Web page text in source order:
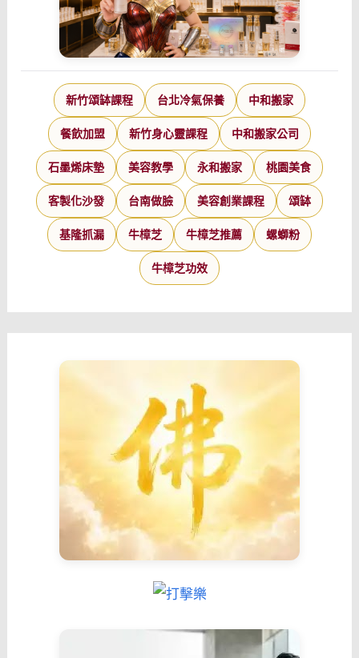
新竹頌缽課程 台北冷氣保養 中和搬家
餐飲加盟 新竹身心靈課程 中和搬家公司
石墨烯床墊 美容教學 永和搬家 桃園美食
客製化沙發 台南做臉 美容創業課程 頌缽
基隆抓漏 牛樟芝 牛樟芝推薦 螺螄粉
牛樟芝功效